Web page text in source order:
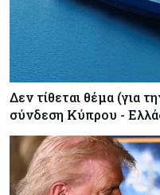
Δεν τίθεται θέμα (για
σύνδεση Κύπρου -